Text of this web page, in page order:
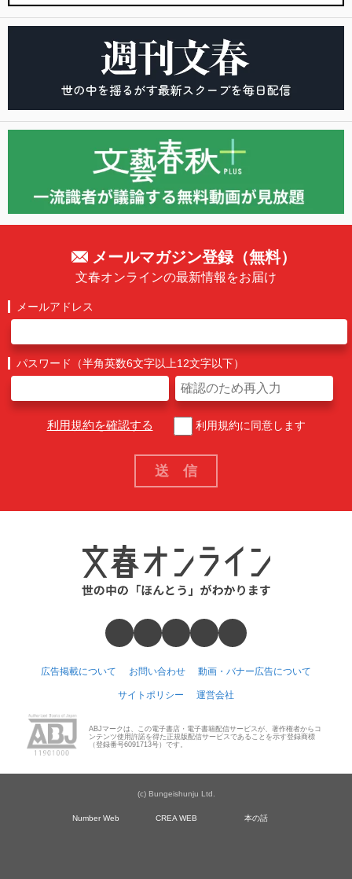
メールマガジン登録（無料）
文春オンラインの最新情報をお届け
メールアドレス
パスワード（半角英数6文字以上12文字以下）
利用規約を確認する 利用規約に同意します
広告掲載について お問い合わせ 動画・バナー広告について
サイトポリシー 運営会社
ABJマークは、この電子書店・電子書籍配信サービスが、著作権者からコ
ンテンツ使用許諾を得た正規版配信サービスであることを示す登録商標
（登録番号6091713号）です。
(c) Bungeishunju Ltd.
Number Web CREA WEB 本の話